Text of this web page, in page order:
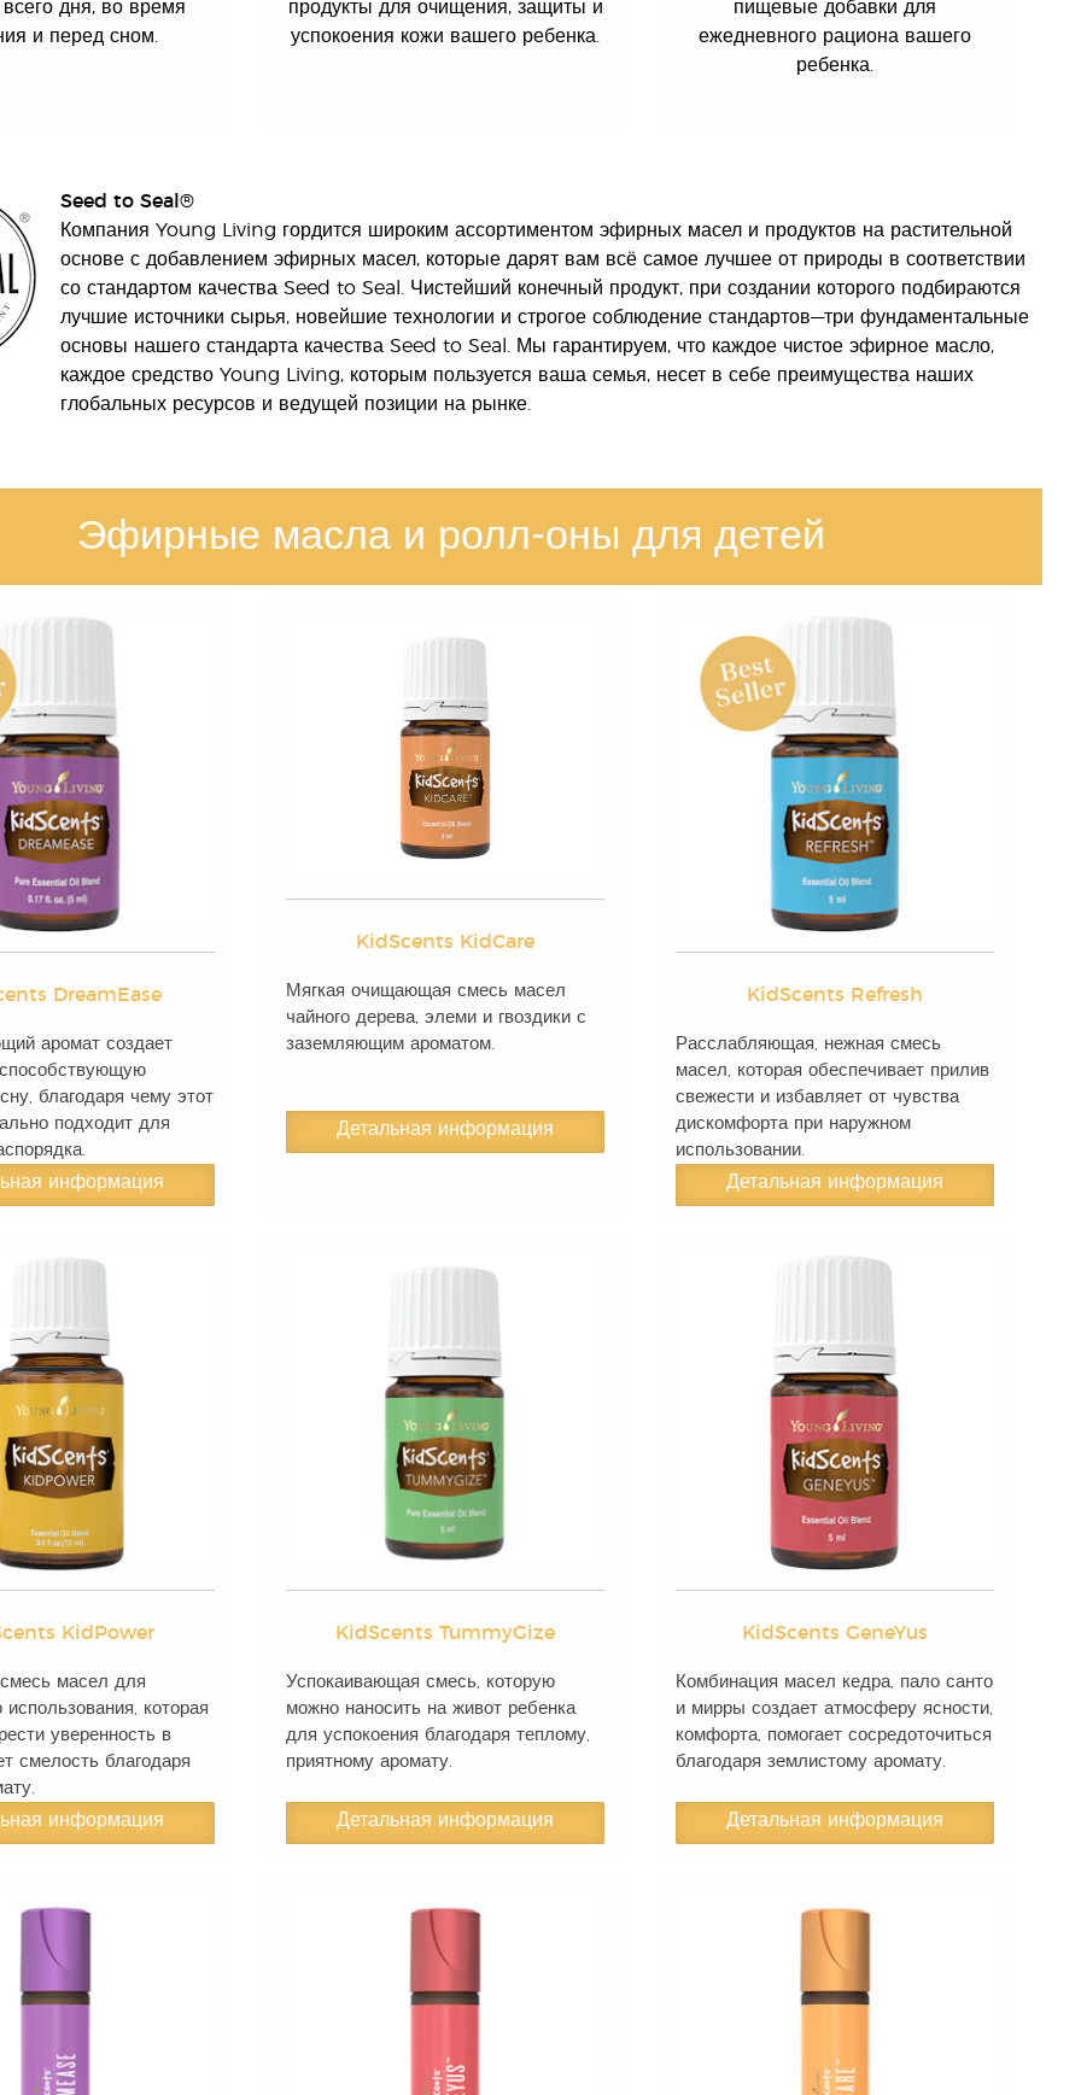
всего дня, во время
и перед сном.
продукты для очищения, защиты и
успокоения кожи вашего ребенка.
пищевые добавки для
ежедневного рациона вашего
ребенка.
Seed to Seal®
Компания Young Living гордится широким ассортиментом эфирных масел и продуктов на растительной
основе с добавлением эфирных масел, которые дарят вам всё самое лучшее от природы в соответствии
со стандартом качества Seed to Seal. Чистейший конечный продукт, при создании которого подбираются
лучшие источники сырья, новейшие технологии и строгое соблюдение стандартов—три фундаментальные
основы нашего стандарта качества Seed to Seal. Мы гарантируем, что каждое чистое эфирное масло,
каждое средство Young Living, которым пользуется ваша семья, несет в себе преимущества наших
глобальных ресурсов и ведущей позиции на рынке.
Эфирные масла и ролл-оны для детей
DreamEase
аромат создает
благодаря чему этот
подходит для
информация
KidScents KidCare
Мягкая очищающая смесь масел
чайного дерева, элеми и гвоздики с
заземляющим ароматом.
Детальная информация
KidScents Refresh
Расслабляющая, нежная смесь
масел, которая обеспечивает прилив
свежести и избавляет от чувства
дискомфорта при наружном
использовании.
Детальная информация
KidPower
масел для
использования, которая
уверенность в
смелость благодаря
информация
KidScents TummyGize
Успокаивающая смесь, которую
можно наносить на живот ребенка
для успокоения благодаря теплому,
приятному аромату.
Детальная информация
KidScents GeneYus
Комбинация масел кедра, пало санто
и мирры создает атмосферу ясности,
комфорта, помогает сосредоточиться
благодаря землистому аромату.
Детальная информация